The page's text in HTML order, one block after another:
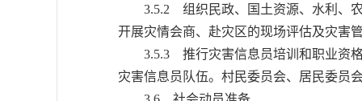
3.5.2 组织民政、国土资源、水利、农
开展灾情会商、赴灾区的现场评估及灾害
3.5.3 推行灾害信息员培训和职业资格
灾害信息员队伍。村民委员会、居民委员